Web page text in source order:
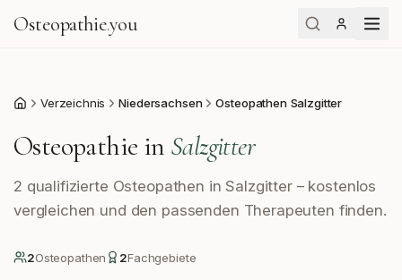
Osteopathie.you
Start Verzeichnis Niedersachsen Osteopathen Salzgitter
Osteopathie in Salzgitter
2 qualifizierte Osteopathen in Salzgitter – kostenlos
vergleichen und den passenden Therapeuten finden.
2Osteopathen 2Fachgebiete